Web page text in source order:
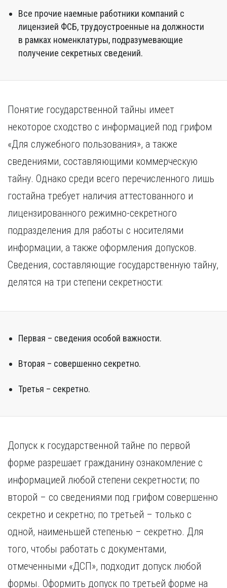
Все прочие наемные работники компаний с
лицензией ФСБ, трудоустроенные на должности
в рамках номенклатуры, подразумевающие
получение секретных сведений.
Понятие государственной тайны имеет
некоторое сходство с информацией под грифом
«Для служебного пользования», а также
сведениями, составляющими коммерческую
тайну. Однако среди всего перечисленного лишь
гостайна требует наличия аттестованного и
лицензированного режимно-секретного
подразделения для работы с носителями
информации, а также оформления допусков.
Сведения, составляющие государственную тайну,
делятся на три степени секретности:
Первая – сведения особой важности.
Вторая – совершенно секретно.
Третья – секретно.
Допуск к государственной тайне по первой
форме разрешает гражданину ознакомление с
информацией любой степени секретности; по
второй – со сведениями под грифом совершенно
секретно и секретно; по третьей – только с
одной, наименьшей степенью – секретно. Для
того, чтобы работать с документами,
отмеченными «ДСП», подходит допуск любой
формы. Оформить допуск по третьей форме на